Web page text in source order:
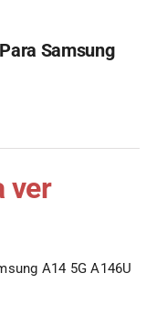
Samsung
ver
A14 5G A146U